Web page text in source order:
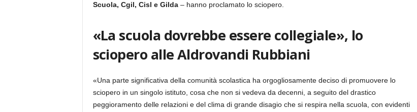
Scuola, Cgil, Cisl e Gilda– hanno proclamato lo sciopero.
«La scuola dovrebbe essere collegiale», lo
sciopero alle Aldrovandi Rubbiani
«Una parte significativa della comunità scolastica ha orgogliosamente deciso di promuovere lo
sciopero in un singolo istituto, cosa che non si vedeva da decenni, a seguito del drastico
peggioramento delle relazioni e del clima di grande disagio che si respira nella scuola, con evidenti